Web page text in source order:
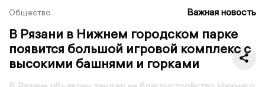
Общество Важная новость
В Рязани в Нижнем городском парке
появится большой игровой комплекс с
высокими башнями и горками